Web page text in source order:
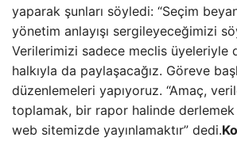
yaparak şunları söyledi: “Seçim
yönetim anlayışı sergileyeceğimizi
Verilerimizi sadece meclis üyeleriyle
halkıyla da paylaşacağız. Göreve
düzenlemeleri yapıyoruz. “Amaç,
toplamak, bir rapor halinde derlemek
web sitemizde yayınlamaktır” dedi.